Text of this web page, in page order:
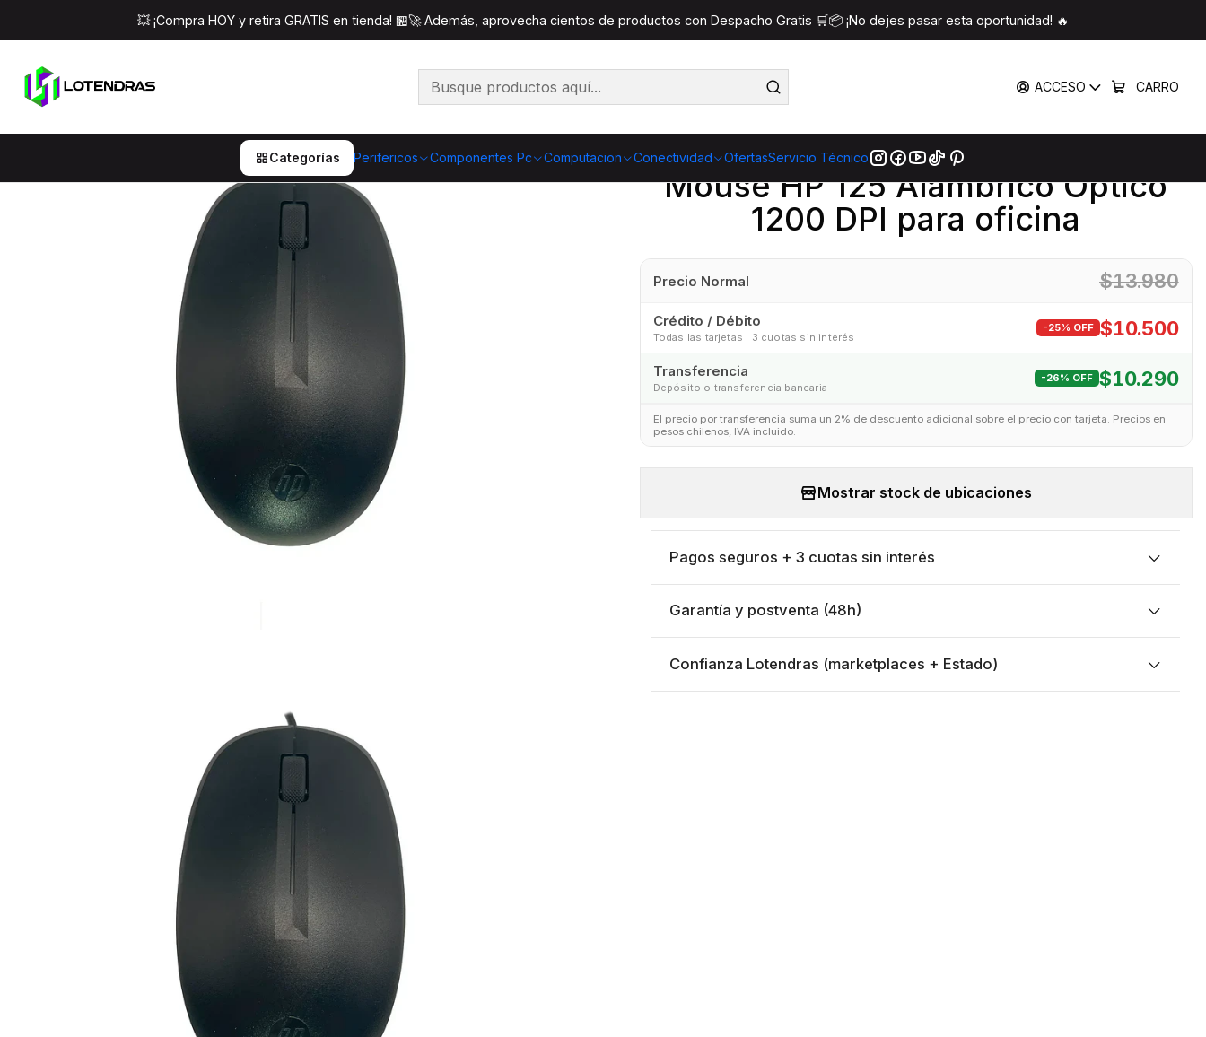
ACCESO CARRO
Categorías Perifericos Componentes Pc Computacion Conectividad OfertasServicio Técnico
💥 ¡Compra HOY y retira GRATIS en tienda! 🏪🚀 Además, aprovecha cientos de productos con Despacho Gratis 🛒📦 ¡No dejes pasar esta oportunidad! 🔥
Inicio Perifericos Mouse Mouse HP 125 Alámbrico Óptico 1200 DPI para oficina
Cantidad
|
Mouse HP 125 Alámbrico Óptico
1200 DPI para oficina
Precio Normal $13.980
Crédito / Débito
Todas las tarjetas · 3 cuotas sin interés
-25% OFF $10.500
Transferencia
Depósito o transferencia bancaria
-26% OFF $10.290
El precio por transferencia suma un 2% de descuento adicional sobre el precio con tarjeta. Precios en
pesos chilenos, IVA incluido.
Mostrar stock de ubicaciones
Pagos seguros + 3 cuotas sin interés
Garantía y postventa (48h)
Confianza Lotendras (marketplaces + Estado)